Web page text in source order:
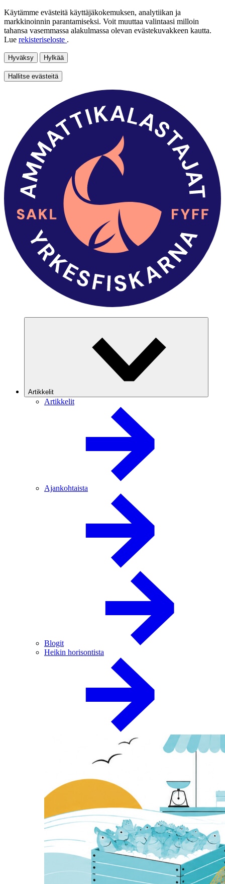
Käytämme evästeitä käyttäjäkokemuksen, analytiikan ja
markkinoinnin parantamiseksi. Voit muuttaa valintaasi milloin
tahansa vasemmassa alakulmassa olevan evästekuvakkeen kautta.
Lue rekisteriseloste .
Hyväksy Hylkää
Hallitse evästeitä
Artikkelit
Artikkelit
Ajankohtaista
Blogit
Heikin horisontista